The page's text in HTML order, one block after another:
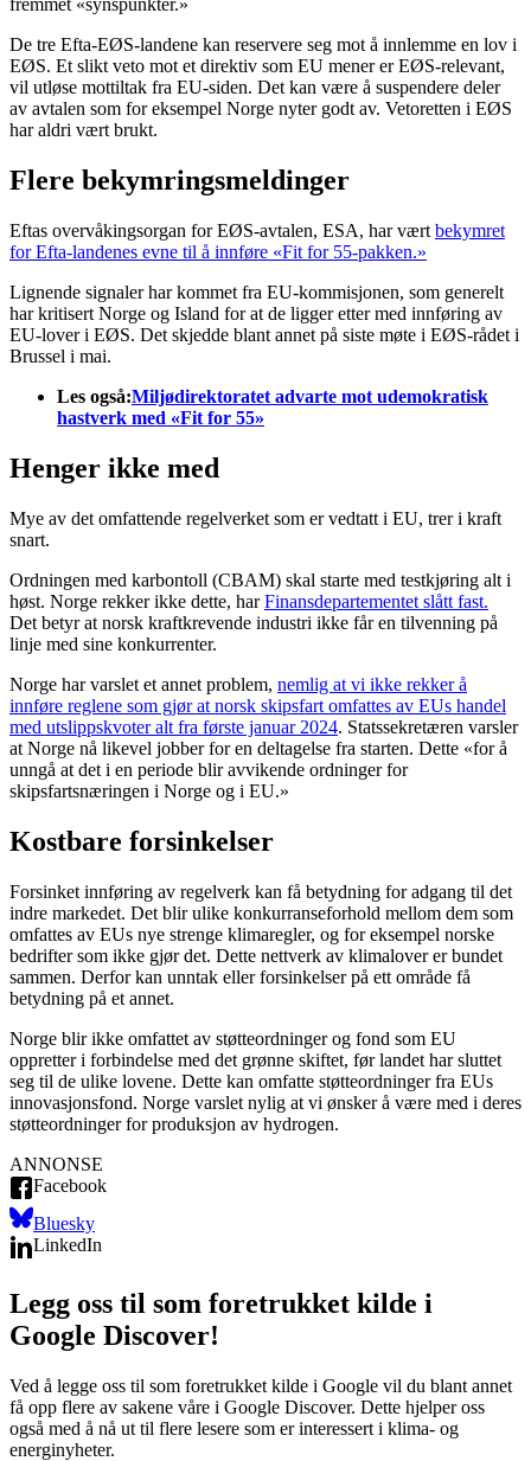
fremmet «synspunkter.»
De tre Efta-EØS-landene kan reservere seg mot å innlemme en lov i
EØS. Et slikt veto mot et direktiv som EU mener er EØS-relevant,
vil utløse mottiltak fra EU-siden. Det kan være å suspendere deler
av avtalen som for eksempel Norge nyter godt av. Vetoretten i EØS
har aldri vært brukt.
Flere bekymringsmeldinger
Eftas overvåkingsorgan for EØS-avtalen, ESA, har vært bekymret
for Efta-landenes evne til å innføre «Fit for 55-pakken.»
Lignende signaler har kommet fra EU-kommisjonen, som generelt
har kritisert Norge og Island for at de ligger etter med innføring av
EU-lover i EØS. Det skjedde blant annet på siste møte i EØS-rådet i
Brussel i mai.
Les også:Miljødirektoratet advarte mot udemokratisk
hastverk med «Fit for 55»
Henger ikke med
Mye av det omfattende regelverket som er vedtatt i EU, trer i kraft
snart.
Ordningen med karbontoll (CBAM) skal starte med testkjøring alt i
høst. Norge rekker ikke dette, harFinansdepartementet slått fast.
Det betyr at norsk kraftkrevende industri ikke får en tilvenning på
linje med sine konkurrenter.
Norge har varslet et annet problem, nemlig at vi ikke rekker å
innføre reglene som gjør at norsk skipsfart omfattes av EUs handel
med utslippskvoter alt fra første januar 2024. Statssekretæren varsler
at Norge nå likevel jobber for en deltagelse fra starten. Dette «for å
unngå at det i en periode blir avvikende ordninger for
skipsfartsnæringen i Norge og i EU.»
Kostbare forsinkelser
Forsinket innføring av regelverk kan få betydning for adgang til det
indre markedet. Det blir ulike konkurranseforhold mellom dem som
omfattes av EUs nye strenge klimaregler, og for eksempel norske
bedrifter som ikke gjør det. Dette nettverk av klimalover er bundet
sammen. Derfor kan unntak eller forsinkelser på ett område få
betydning på et annet.
Norge blir ikke omfattet av støtteordninger og fond som EU
oppretter i forbindelse med det grønne skiftet, før landet har sluttet
seg til de ulike lovene. Dette kan omfatte støtteordninger fra EUs
innovasjonsfond. Norge varslet nylig at vi ønsker å være med i deres
støtteordninger for produksjon av hydrogen.
ANNONSE
Facebook
Bluesky
LinkedIn
Legg oss til som foretrukket kilde i
Google Discover!
Ved å legge oss til som foretrukket kilde i Google vil du blant annet
få opp flere av sakene våre i Google Discover. Dette hjelper oss
også med å nå ut til flere lesere som er interessert i klima- og
energinyheter.